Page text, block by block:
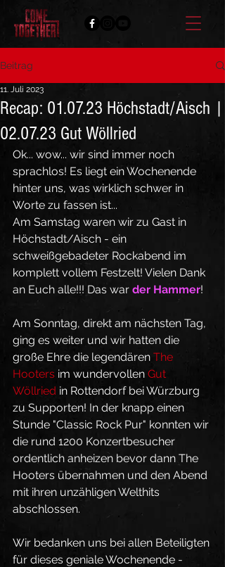
Beitrag
Recap: 01.07.23 Höchstadt/Aisch |
02.07.23 Gut Wöllried
11. Juli 2023
Ok... wow... wir sind immer noch
sprachlos! Es liegt ein Wochenende
hinter uns, was wirklich schwer in
Worte zu fassen ist...
Am Samstag waren wir zu Gast in
Höchstadt/Aisch - ein
schweißgebadeter Rockabend im
komplett vollem Festzelt! Vielen Dank
an Euch alle!!! Das war der Hammer!
Am Sonntag, direkt am nächsten Tag,
ging es weiter und wir hatten die
große Ehre die legendären The
Hooters im wundervollen Gut
Wöllried in Rottendorf bei Würzburg
zu Supporten! In der knapp einen
Stunde "Classic Rock Pur" konnten wir
die rund 1200 Konzertbesucher
ordentlich anheizen bevor dann The
Hooters übernahmen und den Abend
mit ihren unzähligen Welthits
abschlossen.
Wir bedanken uns bei allen Beteiligten
für dieses geniale Wochenende -